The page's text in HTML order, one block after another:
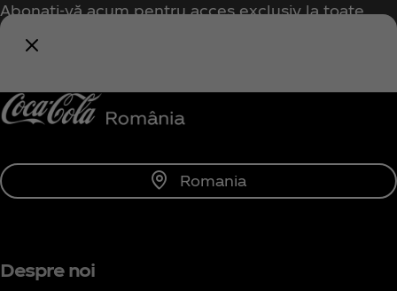
Abonați-vă acum pentru acces exclusiv la toate
lucrurile Coca‑Cola!
Romania
Despre noi